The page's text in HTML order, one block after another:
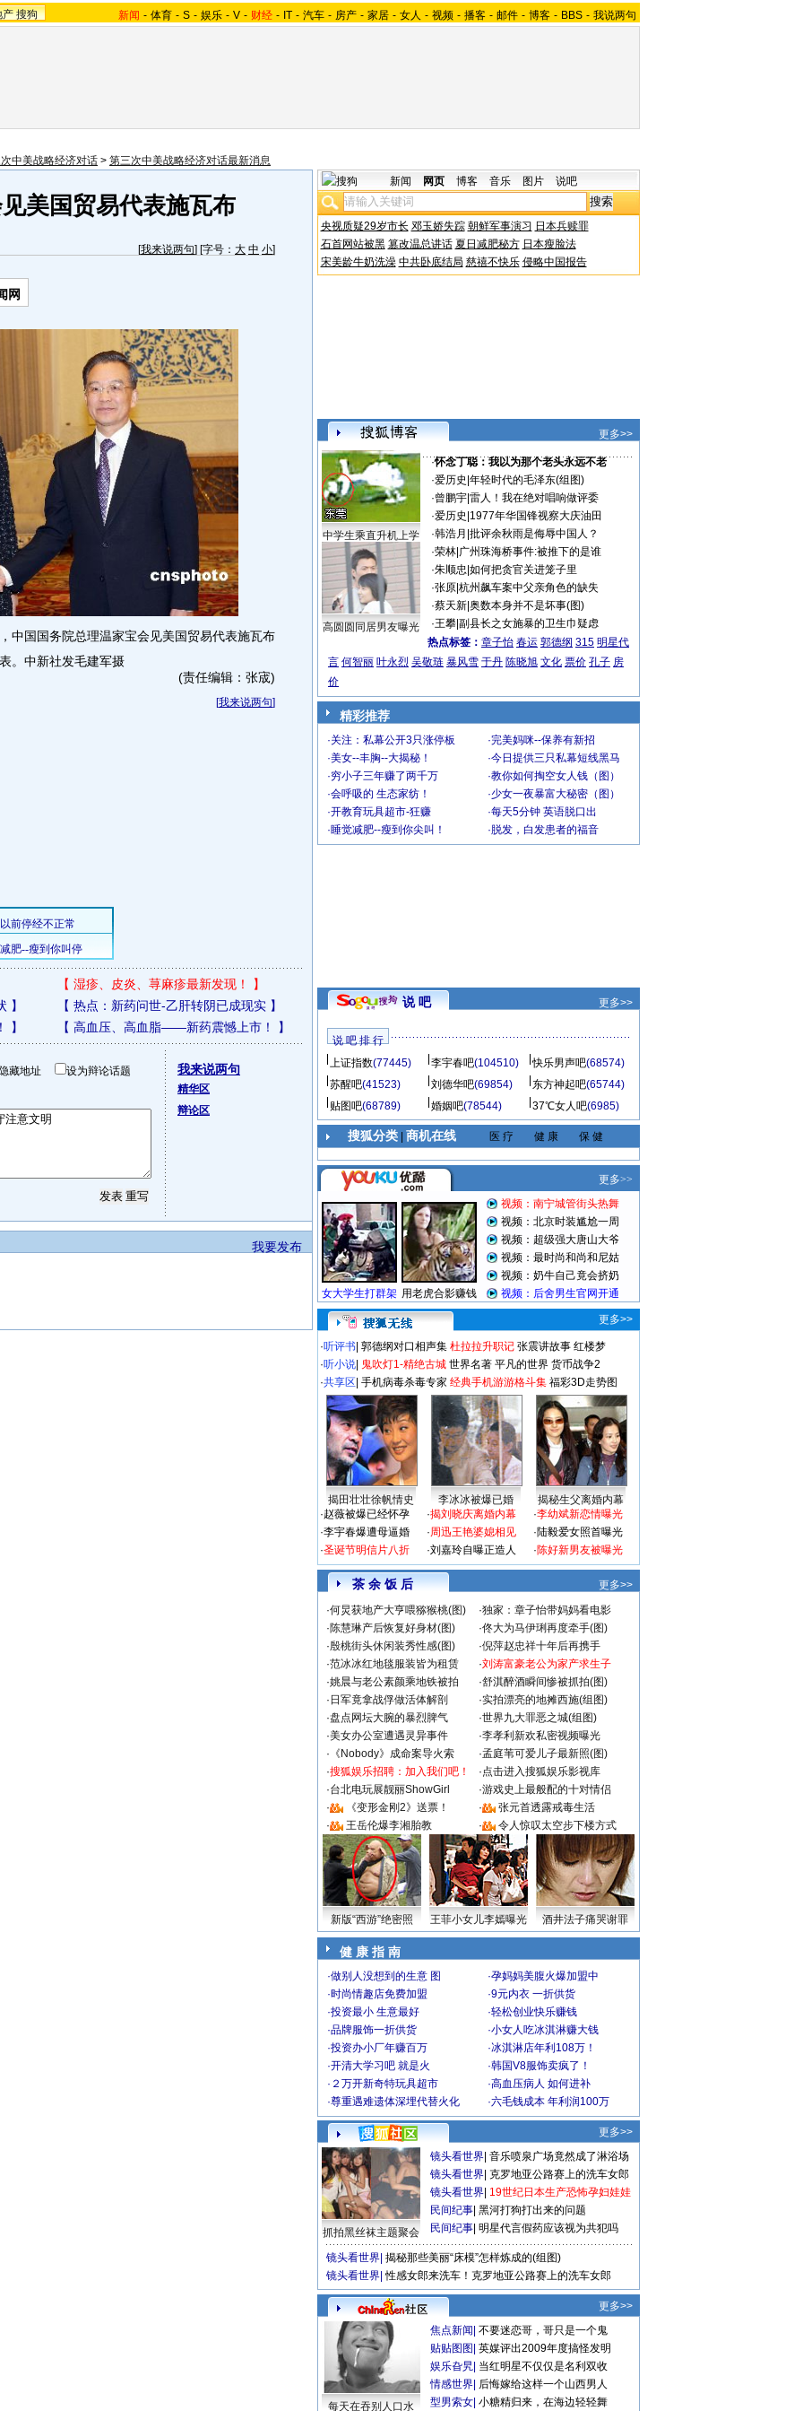
产 搜狗 新闻 - 体育 - S - 娱乐 - V - 财经 - IT - 汽车 - 房产 - 家居 - 女人 - 视频 - 播客 - 邮件 - 博客 - BBS - 我说两句
中美战略经济对话 > 第三次中美战略经济对话最新消息
美国贸易代表施瓦布
[我来说两句] [字号： 大 中 小]
网
国国务院总理温家宝会见美国贸易代表施瓦布
。中新社发毛建军摄
(责任编辑：张宬)
[我来说两句]
【 湿疹、皮炎、荨麻疹最新发现！
】
】 【 热点：新药问世-乙肝转阴已成现实】
】 【 高血压、高血脂——新药震憾上市！ 】
藏地址 设为辩论话题 我来说两句
精华区
辩论区
我要发布
新闻 网页 博客 音乐 图片 说吧
央视质疑29岁市长 邓玉娇失踪 朝鲜军事演习 日本兵赎罪
石首网站被黑 篡改温总讲话 夏日减肥秘方 日本瘦脸法
宋美龄牛奶洗澡 中共卧底结局 慈禧不快乐 侵略中国报告
更多>>
中学生乘直升机上学
高圆圆同居男友曝光
·怀念丁聪：我以为那个老头永远不老
·爱历史 年轻时代的毛泽东(组图)
·曾鹏宇| 雷人！我在绝对唱响做评委
·爱历史 1977年华国锋视察大庆油田
·韩浩月 批评余秋雨是侮辱中国人？
·荣林| 广州珠海桥事件:被推下的是谁
·朱顺忠 如何把贪官关进笼子里
·张原| 杭州飙车案中父亲角色的缺失
·蔡天新| 奥数本身并不是坏事(图)
·王攀| 副县长之女施暴的卫生巾疑虑
热点标签： 章子怡 春运 郭德纲 315 明星代
言 何智丽 叶永烈 吴敬琏 暴风雪 于丹 陈晓旭 文化 票价 孔子 房
价
精彩推荐
·关注：私幕公开3只涨停板 ·完美妈咪--保养有新招
·美女--丰胸--大揭秘！ ·今日提供三只私幕短线黑马
·穷小子三年赚了两千万 ·教你如何掏空女人钱（图）
·会呼吸的 生态家纺！ ·少女一夜暴富大秘密（图）
·开教育玩具超市-狂赚 ·每天5分钟 英语脱口出
·睡觉减肥--瘦到你尖叫！ · 脱发，白发患者的福音
说 吧 更多>>
说 吧 排 行
上证指数(77445) 李宇春吧(104510) 快乐男声吧(68574)
苏醒吧(41523) 刘德华吧(69854) 东方神起吧(65744)
贴图吧(68789) 婚姻吧(78544) 37℃女人吧(6985)
搜狐分类| 商机在线 医 疗 健 康 保 健
更多>>
·听评书 郭德纲对口相声集 杜拉拉升职记 张震讲故事 红楼梦
·听小说 鬼吹灯1-精绝古城 世界名著 平凡的世界 货币战争2
·共享区 手机病毒杀毒专家 经典手机游游格斗集 福彩3D走势图
揭田壮壮徐帆情史 李冰冰被爆已婚
揭秘生父离婚内幕
·赵薇被爆已经怀孕
·李宇春爆遭母逼婚
·圣诞节明信片八折
·揭刘晓庆离婚内幕
·周迅王艳婆媳相见
·刘嘉玲自曝正造人
·李幼斌新恋情曝光
·陆毅爱女照首曝光
·陈好新男友被曝光
茶 余 饭 后
更多>>
·何炅获地产大亨喂猕猴桃(图) ·独家：章子怡带妈妈看电影
·陈慧琳产后恢复好身材(图) ·佟大为马伊琍再度牵手(图)
·殷桃街头休闲装秀性感(图) ·倪萍赵忠祥十年后再携手
·范冰冰红地毯服装皆为租赁 ·刘涛富豪老公为家产求生子
·姚晨与老公素颜乘地铁被拍 ·舒淇醉酒瞬间惨被抓拍(图)
· 日军竟拿战俘做活体解剖 ·实拍漂亮的地摊西施(组图)
·盘点网坛大腕的暴烈脾气 ·世界九大罪恶之城(组图)
·美女办公室遭遇灵异事件 ·李孝利新欢私密视频曝光
· 《Nobody》成命案导火索 ·孟庭苇可爱儿子最新照(图)
·搜狐娱乐招聘：加入我们吧！ ·点击进入搜狐娱乐影视库
·台北电玩展靓丽ShowGirl ·游戏史上最般配的十对情侣
·
《变形金刚2》送票！ ·
张元首透露戒毒生活
·
王岳伦爆李湘胎教 · 令人惊叹太空步下楼方式
新版“西游”绝密照 王菲小女儿李嫣曝光 酒井法子痛哭谢罪
健 康 指 南
·做别人没想到的生意 图 ·孕妈妈美腹火爆加盟中
·时尚情趣店免费加盟 ·9元内衣 一折供货
·投资最小 生意最好 ·轻松创业快乐赚钱
·品牌服饰一折供货 ·小女人吃冰淇淋赚大钱
·投资办小厂年赚百万 ·冰淇淋店年利108万！
·开清大学习吧 就是火 ·韩国V8服饰卖疯了！
· ２万开新奇特玩具超市 ·高血压病人 如何进补
·尊重遇难遗体深埋代替火化 ·六毛钱成本 年利润100万
更多>>
抓拍黑丝袜主题聚会
镜头看世界 音乐喷泉广场竟然成了淋浴场
镜头看世界 克罗地亚公路赛上的洗车女郎
镜头看世界 19世纪日本生产恐怖孕妇娃娃
民间纪事 黑河打狗打出来的问题
民间纪事 明星代言假药应该视为共犯吗
镜头看世界 揭秘那些美丽“床模”怎样炼成的(组图)
镜头看世界 性感女郎来洗车！克罗地亚公路赛上的洗车女郎
更多>>
每天在吞别人口水
焦点新闻 不要迷恋哥，哥只是一个鬼
贴贴图图 英媒评出2009年度搞怪发明
娱乐旮旯 当红明星不仅仅是名利双收
情感世界 后悔嫁给这样一个山西男人
型男索女 小糖精归来，在海边轻轻舞